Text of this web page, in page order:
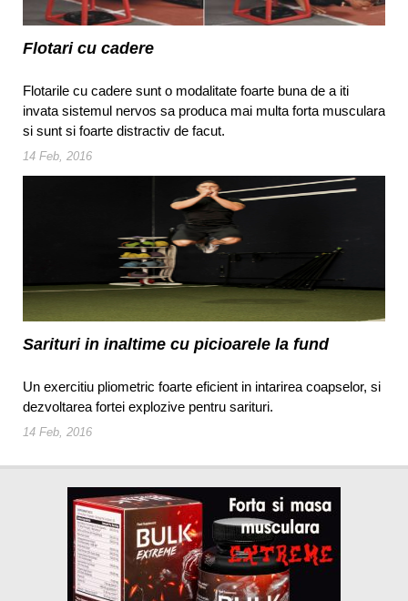
Flotari cu cadere
Flotarile cu cadere sunt o modalitate foarte buna de a iti
invata sistemul nervos sa produca mai multa forta musculara
si sunt si foarte distractiv de facut.
14 Feb, 2016
Sarituri in inaltime cu picioarele la fund
Un exercitiu pliometric foarte eficient in intarirea coapselor, si
dezvoltarea fortei explozive pentru sarituri.
14 Feb, 2016